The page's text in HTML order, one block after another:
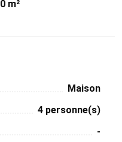
0 m²
Maison
4 personne(s)
-